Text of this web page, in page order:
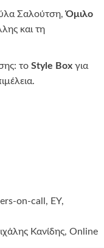
Σαλούτση,Όμιλο
και τη
το Style Box για
on-call, EY,
Κανίδης, Online